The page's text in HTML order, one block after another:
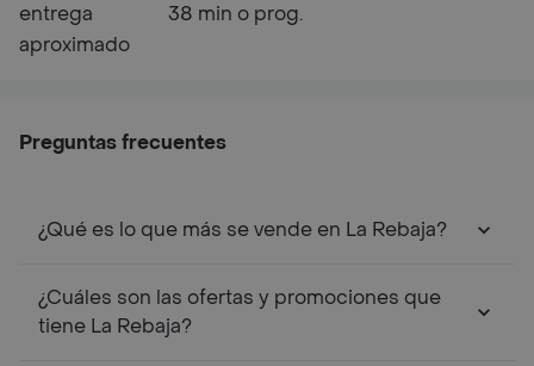
entrega
aproximado
38 min o prog.
Preguntas frecuentes
¿Qué es lo que más se vende en La Rebaja?
¿Cuáles son las ofertas y promociones que
tiene La Rebaja?